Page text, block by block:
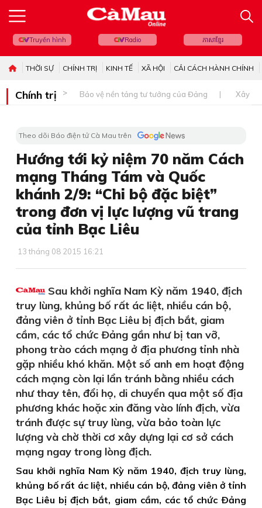
Truyền hình Radio ភាសាខ្មែរ
THỜI SỰ CHÍNH TRỊ KINH TẾ XÃ HỘI CẢI CÁCH HÀNH CHÍNH
Chính trị Bảo vệ nền tảng tư tưởng của Đảng Xây
Theo dõi Báo điện tử Cà Mau trên
Hướng tới kỷ niệm 70 năm Cách
mạng Tháng Tám và Quốc
khánh 2/9: “Chi bộ đặc biệt”
trong đơn vị lực lượng vũ trang
của tỉnh Bạc Liêu
13 tháng 08 2015 16:21
Sau khởi nghĩa Nam Kỳ năm 1940, địch
truy lùng, khủng bố rất ác liệt, nhiều cán bộ,
đảng viên ở tỉnh Bạc Liêu bị địch bắt, giam
cầm, các tổ chức Ðảng gần như bị tan vỡ,
phong trào cách mạng ở địa phương tỉnh nhà
gặp nhiều khó khăn. Một số anh em hoạt động
cách mạng còn lại lẩn tránh bằng nhiều cách
như thay tên, đổi họ, di chuyển qua một số địa
phương khác hoặc xin đăng vào lính địch, vừa
tránh được sự truy lùng, vừa bảo toàn lực
lượng và chờ thời cơ xây dựng lại cơ sở cách
mạng ngay trong lòng địch.
Sau khởi nghĩa Nam Kỳ năm 1940, địch truy lùng,
khủng bố rất ác liệt, nhiều cán bộ, đảng viên ở tỉnh
Bạc Liêu bị địch bắt, giam cầm, các tổ chức Ðảng